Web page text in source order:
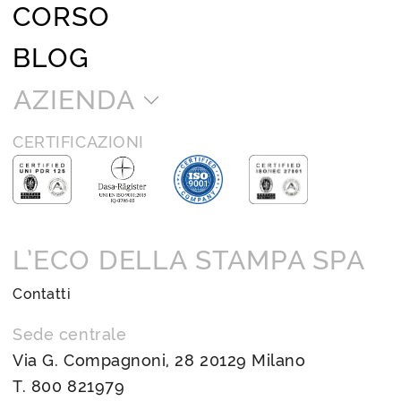
CORSO
BLOG
AZIENDA
CERTIFICAZIONI
L’ECO DELLA STAMPA SPA
Contatti
Sede centrale
Via G. Compagnoni, 28 20129 Milano
T. 800 821979